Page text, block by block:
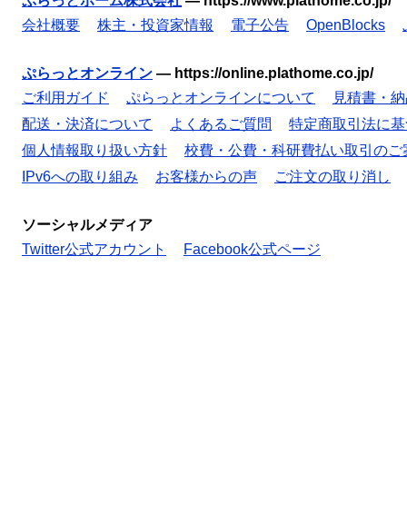
会社概要
株主・投資家情報 電子公告 OpenBlocks
ぷらっとオンライン — https://online.plathome.co.jp/
ご利用ガイド
ぷらっとオンラインについて
見積書・
配送・決済について
よくあるご質問
特定商取引法に
個人情報取り扱い方針
校費・公費・科研費払い取引のご
IPv6への取り組み
お客様からの声 ご注文の取り消し
ソーシャルメディア
Twitter公式アカウント
Facebook公式ページ